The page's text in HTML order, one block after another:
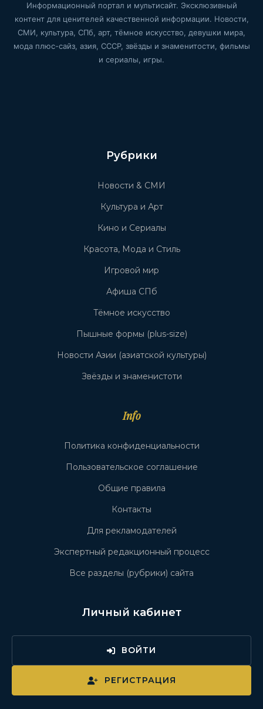
Информационный портал и мультисайт. Эксклюзивный
контент для ценителей качественной информации. Новости,
СМИ, культура, СПб, арт, тёмное искусство, девушки мира,
мода плюс-сайз, азия, СССР, звёзды и знаменитости, фильмы
и сериалы, игры.
Рубрики
Новости & СМИ
Культура и Арт
Кино и Сериалы
Красота, Мода и Стиль
Игровой мир
Афиша СПб
Тёмное искусство
Пышные формы (plus-size)
Новости Азии (азиатской культуры)
Звёзды и знаменистоти
Info
Политика конфиденциальности
Пользовательское соглашение
Общие правила
Контакты
Для рекламодателей
Экспертный редакционный процесс
Все разделы (рубрики) сайта
Личный кабинет
ВОЙТИ
РЕГИСТРАЦИЯ